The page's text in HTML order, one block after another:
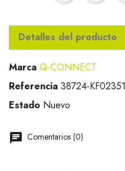
Detalles del producto
Marca Q-CONNECT
Referencia 38724-KF02351
Estado Nuevo
Comentarios (0)